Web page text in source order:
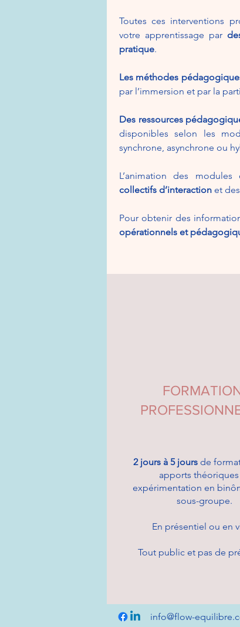
Toutes ces interventions
votre apprentissage par
pratique.
Les méthodes
par l’immersion et par la
Des ressources
disponibles selon les
synchrone, asynchrone ou
L’animation des
collectifs d’interaction et
Pour obtenir des
opérationnels et
2 jours à 5 jours de
apports
expérimentation en
sous-groupe.
En présentiel ou en
Tout public et pas de
info@flow-